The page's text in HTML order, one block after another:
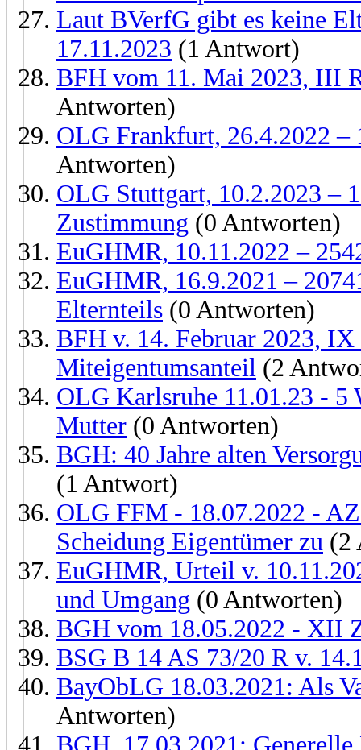
Laut BVerfG gibt es keine
17.11.2023 (1 Antwort)
BFH vom 11. Mai 2023, III
Antworten)
OLG Frankfurt, 26.4.2022 –
Antworten)
OLG Stuttgart, 10.2.2023 –
Zustimmung (0 Antworten)
EuGHMR, 10.11.2022 –
EuGHMR, 16.9.2021 –
Elternteils (0 Antworten)
BFH v. 14. Februar 2023,
Miteigentumsanteil (2
OLG Karlsruhe 11.01.23 - 5
Mutter (0 Antworten)
BGH: 40 Jahre alten
(1 Antwort)
OLG FFM - 18.07.2022 -
Scheidung Eigentümer zu (2
EuGHMR, Urteil v.
und Umgang (0 Antworten)
BGH vom 18.05.2022 - XII
BSG B 14 AS 73/20 R v.
BayObLG 18.03.2021: Als
Antworten)